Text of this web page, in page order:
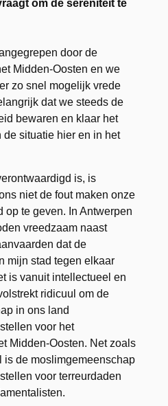
om de sereniteit te
door de
Midden-Oosten en we
zo snel mogelijk vrede
dat we steeds de
bewaren en klaar het
situatie hier en in het
is, is
niet de fout maken onze
op te geven. In Antwerpen
vreedzaam naast
dat de
mijn stad tegen elkaar
is vanuit intellectueel en
ridicuul om de
in ons land
voor het
Midden-Oosten. Net zoals
is de moslimgemeenschap
voor terreurdaden